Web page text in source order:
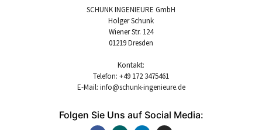
SCHUNK INGENIEURE GmbH
Holger Schunk
Wiener Str. 124
01219 Dresden
Kontakt:
Telefon: +49 172 3475461
E-Mail: info@schunk-ingenieure.de
Folgen Sie Uns auf Social Media: